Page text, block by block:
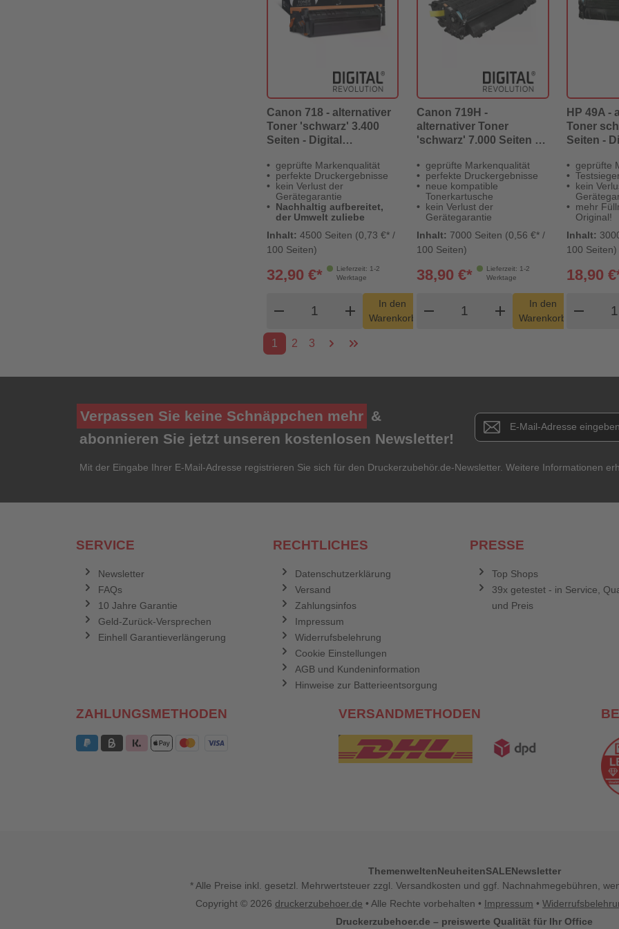
Canon 718 - alternativer
Toner 'schwarz' 3.400
Seiten - Digital
geprüfte Markenqualität
perfekte Druckergebnisse
kein Verlust der
Gerätegarantie
Nachhaltig aufbereitet,
der Umwelt zuliebe
Inhalt: 4500 Seiten (0,73 €* /
100 Seiten)
Lieferzeit: 1-2
Werktage
32,90 €*
remove
Produkt Warenkorb Menge
add
In den
Warenkorb
shopping_cart
Canon 719H -
alternativer Toner
'schwarz' 7.000 Seiten -
geprüfte Markenqualität
perfekte Druckergebnisse
neue kompatible
Tonerkartusche
kein Verlust der
Gerätegarantie
Inhalt: 7000 Seiten (0,56 €* /
100 Seiten)
Lieferzeit: 1-2
Werktage
38,90 €*
remove
Produkt Warenkorb Menge
add
In den
Warenkorb
shopping_cart
HP 49A -
Toner
Seiten -
geprüfte
kein
mehr
Original!
Inhalt:
100 Seiten)
18,90
remove
1 2 3
Verpassen Sie keine Schnäppchen mehr &
abonnieren Sie jetzt unseren kostenlosen Newsletter!
Newsletter E-Mail Adresse
Mit der Eingabe Ihrer E-Mail-Adresse registrieren Sie sich für den Druckerzubehör.de-Newsletter. Weitere Informationen
SERVICE
Newsletter
FAQs
10 Jahre Garantie
Geld-Zurück-Versprechen
Einhell Garantieverlängerung
RECHTLICHES
Datenschutzerklärung
Versand
Zahlungsinfos
Impressum
Widerrufsbelehrung
Cookie Einstellungen
AGB und Kundeninformation
Hinweise zur Batterieentsorgung
PRESSE
Top Shops
39x getestet - in Service,
und Preis
ZAHLUNGSMETHODEN VERSANDMETHODEN
ThemenweltenNeuheitenSALENewsletter
* Alle Preise inkl. gesetzl. Mehrwertsteuer zzgl. Versandkosten und ggf. Nachnahmegebühren,
Copyright © 2026 druckerzubehoer.de • Alle Rechte vorbehalten • Impressum •
Druckerzubehoer.de – preiswerte Qualität für Ihr Office